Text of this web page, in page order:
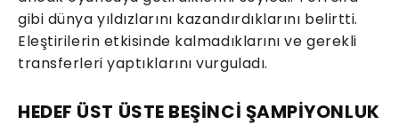
gibi dünya yıldızlarını kazandırdıklarını belirtti.
Eleştirilerin etkisinde kalmadıklarını ve gerekli
transferleri yaptıklarını vurguladı.
HEDEF ÜST ÜSTE BEŞİNCİ ŞAMPİYONLUK